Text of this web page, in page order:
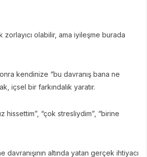
olabilir, ama iyileşme burada
kendinize “bu davranış bana ne
içsel bir farkındalık yaratır.
hissettim”, “çok stresliydim”, “birine
davranışının altında yatan gerçek ihtiyacı